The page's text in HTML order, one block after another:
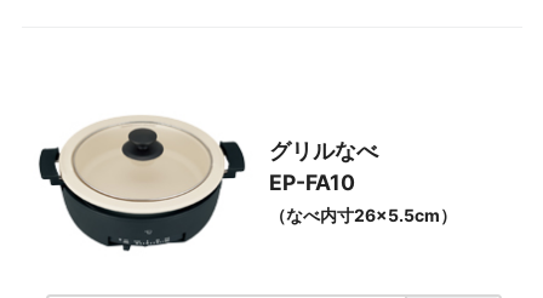
グリルなべ
EP-FA10
（なべ内寸26×5.5cm）